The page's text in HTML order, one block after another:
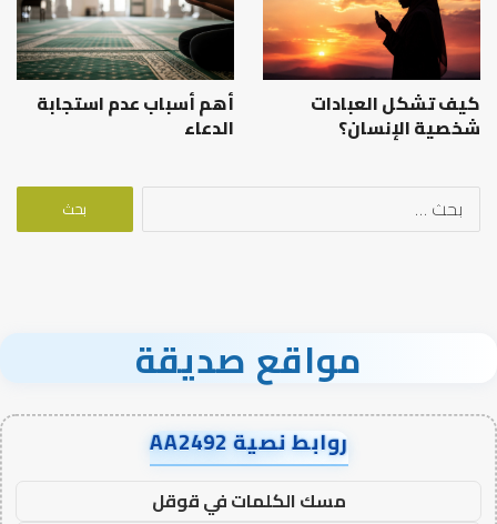
كيف تشكل العبادات
شخصية الإنسان؟
أهم أسباب عدم استجابة
الدعاء
البحث
مواقع صديقة
روابط نصية AA2492
مسك الكلمات في قوقل